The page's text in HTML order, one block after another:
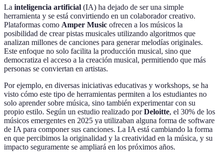
La inteligencia artificial (IA) ha dejado de ser una simple
herramienta y se está convirtiendo en un colaborador creativo.
Plataformas como Amper Music ofrecen a los músicos la
posibilidad de crear pistas musicales utilizando algoritmos que
analizan millones de canciones para generar melodías originales.
Este enfoque no solo facilita la producción musical, sino que
democratiza el acceso a la creación musical, permitiendo que más
personas se conviertan en artistas.
Por ejemplo, en diversas iniciativas educativas y workshops, se ha
visto cómo este tipo de herramientas permiten a los estudiantes no
solo aprender sobre música, sino también experimentar con su
propio estilo. Según un estudio realizado porDeloitte, el 30% de los
músicos emergentes en 2025 ya utilizaban alguna forma de software
de IA para componer sus canciones. La IA está cambiando la forma
en que percibimos la originalidad y la creatividad en la música, y su
impacto seguramente se ampliará en los próximos años.